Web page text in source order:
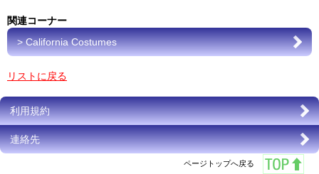
関連コーナー
> California Costumes
リストに戻る
利用規約
連絡先
ページトップへ戻る